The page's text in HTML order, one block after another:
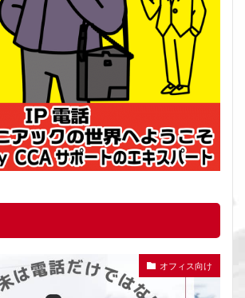
オフィス向け